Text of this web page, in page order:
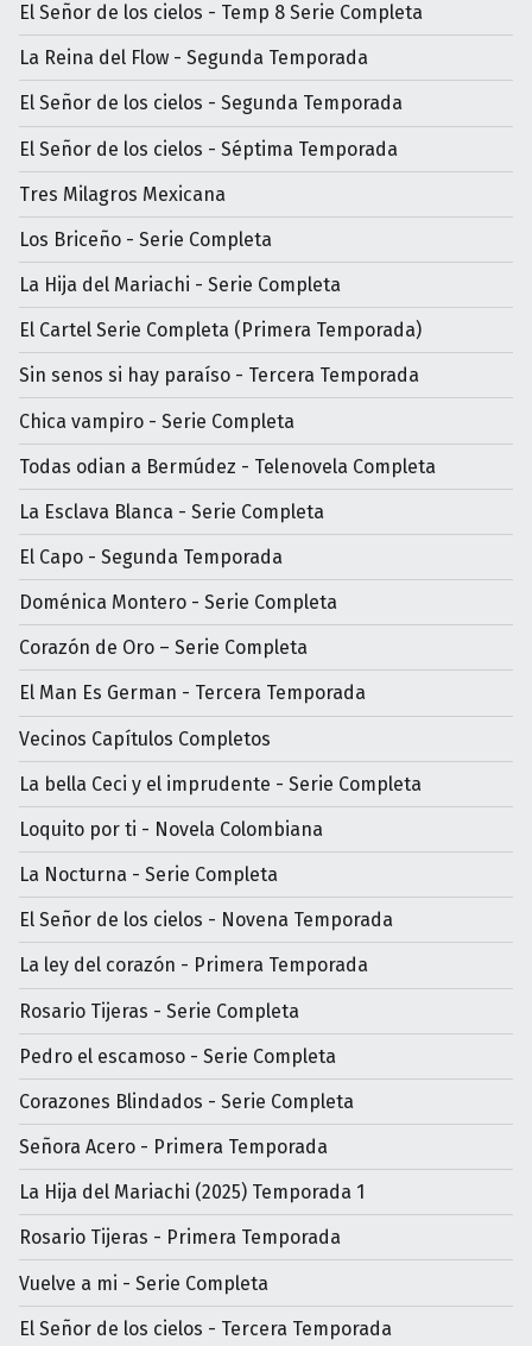
El Señor de los cielos - Temp 8 Serie Completa
La Reina del Flow - Segunda Temporada
El Señor de los cielos - Segunda Temporada
El Señor de los cielos - Séptima Temporada
Tres Milagros Mexicana
Los Briceño - Serie Completa
La Hija del Mariachi - Serie Completa
El Cartel Serie Completa (Primera Temporada)
Sin senos si hay paraíso - Tercera Temporada
Chica vampiro - Serie Completa
Todas odian a Bermúdez - Telenovela Completa
La Esclava Blanca - Serie Completa
El Capo - Segunda Temporada
Doménica Montero - Serie Completa
Corazón de Oro – Serie Completa
El Man Es German - Tercera Temporada
Vecinos Capítulos Completos
La bella Ceci y el imprudente - Serie Completa
Loquito por ti - Novela Colombiana
La Nocturna - Serie Completa
El Señor de los cielos - Novena Temporada
La ley del corazón - Primera Temporada
Rosario Tijeras - Serie Completa
Pedro el escamoso - Serie Completa
Corazones Blindados - Serie Completa
Señora Acero - Primera Temporada
La Hija del Mariachi (2025) Temporada 1
Rosario Tijeras - Primera Temporada
Vuelve a mi - Serie Completa
El Señor de los cielos - Tercera Temporada